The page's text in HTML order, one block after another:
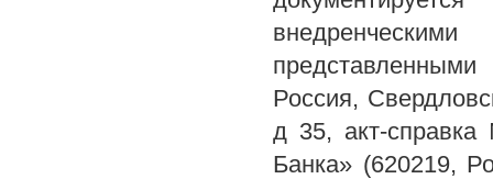
Россия,
д 35, акт-
Банка» (620219,